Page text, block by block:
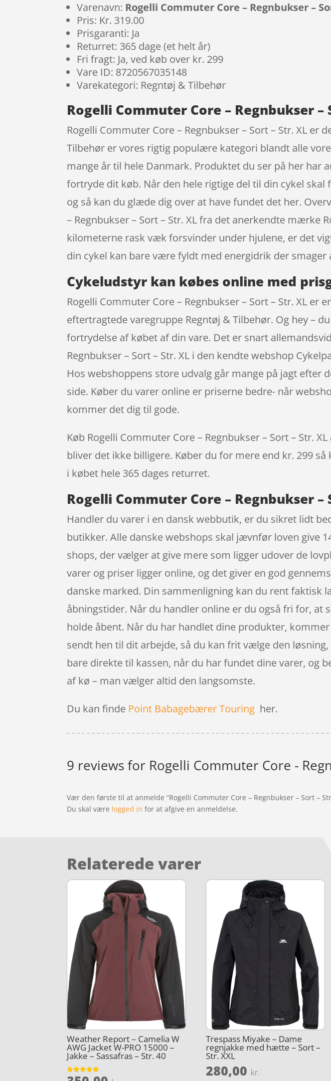
Varenavn: Rogelli Commuter Core – Regnbukser –
Pris: Kr. 319.00
Prisgaranti: Ja
Returret: 365 dage (et helt år)
Fri fragt: Ja, ved køb over kr. 299
Vare ID: 8720567035148
Varekategori: Regntøj & Tilbehør
Rogelli Commuter Core – Regnbukser
Rogelli Commuter Core – Regnbukser – Sort – Str. XL
Tilbehør er vores rigtig populære kategori blandt alle
mange år til hele Danmark. Produktet du ser på her
fortryde dit køb. Når den hele rigtige del til din cykel
og så kan du glæde dig over at have fundet det her.
– Regnbukser – Sort – Str. XL fra det anerkendte mærke
kilometerne rask væk forsvinder under hjulene, er det
din cykel kan bare være fyldt med energidrik der smager
Cykeludstyr kan købes online med
Rogelli Commuter Core – Regnbukser – Sort – Str. XL
eftertragtede varegruppe Regntøj & Tilbehør. Og hey –
fortrydelse af købet af din vare. Det er snart
Regnbukser – Sort – Str. XL i den kendte webshop
Hos webshoppens store udvalg går mange på jagt
side. Køber du varer online er priserne bedre- når
kommer det dig til gode.
Køb Rogelli Commuter Core – Regnbukser – Sort – Str.
bliver det ikke billigere. Køber du for mere end kr. 299
i købet hele 365 dages returret.
Rogelli Commuter Core – Regnbukser
Handler du varer i en dansk webbutik, er du sikret lidt
butikker. Alle danske webshops skal jævnfør loven give
shops, der vælger at give mere som ligger udover de
varer og priser ligger online, og det giver en god
danske marked. Din sammenligning kan du rent
åbningstider. Når du handler online er du også fri for,
holde åbent. Når du har handlet dine produkter,
sendt hen til dit arbejde, så du kan frit vælge den
bare direkte til kassen, når du har fundet dine varer, og
af kø – man vælger altid den langsomste.
Du kan finde Point Babagebærer Touring her.
9 reviews for Rogelli Commuter Core -
Vær den første til at anmelde “Rogelli Commuter Core – Regnbukser – Sort –
Du skal være logged in for at afgive en anmeldelse.
Relaterede varer
Weather Report – Camelia W
AWG Jacket W-PRO 15000 –
Jakke – Sassafras – Str. 40
Vurderet
Trespass Miyake – Dame
regnjakke med hætte – Sort –
Str. XXL
280,00 kr.